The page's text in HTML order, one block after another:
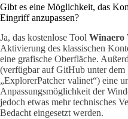
Gibt es eine Möglichkeit, das
Eingriff anzupassen?
Ja, das kostenlose Tool Winaero
Aktivierung des klassischen
eine grafische Oberfläche.
(verfügbar auf GitHub unter dem
„ExplorerPatcher valinet“) eine
Anpassungsmöglichkeit der
jedoch etwas mehr technisches
Bedacht eingesetzt werden.